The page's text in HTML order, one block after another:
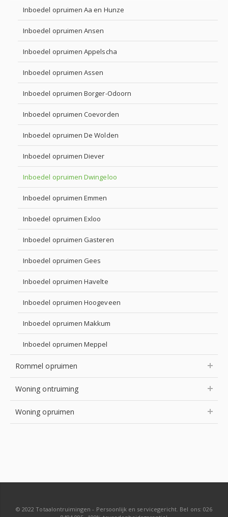
Inboedel opruimen Aa en Hunze
Inboedel opruimen Ansen
Inboedel opruimen Appelscha
Inboedel opruimen Assen
Inboedel opruimen Borger-Odoorn
Inboedel opruimen Coevorden
Inboedel opruimen De Wolden
Inboedel opruimen Diever
Inboedel opruimen Dwingeloo
Inboedel opruimen Emmen
Inboedel opruimen Exloo
Inboedel opruimen Gasteren
Inboedel opruimen Gees
Inboedel opruimen Havelte
Inboedel opruimen Hoogeveen
Inboedel opruimen Makkum
Inboedel opruimen Meppel
Rommel opruimen
Woning ontruiming
Woning opruimen
© 2022 Totaalontruimingen - Persoonlijk en servicegericht. Bel ons: 026